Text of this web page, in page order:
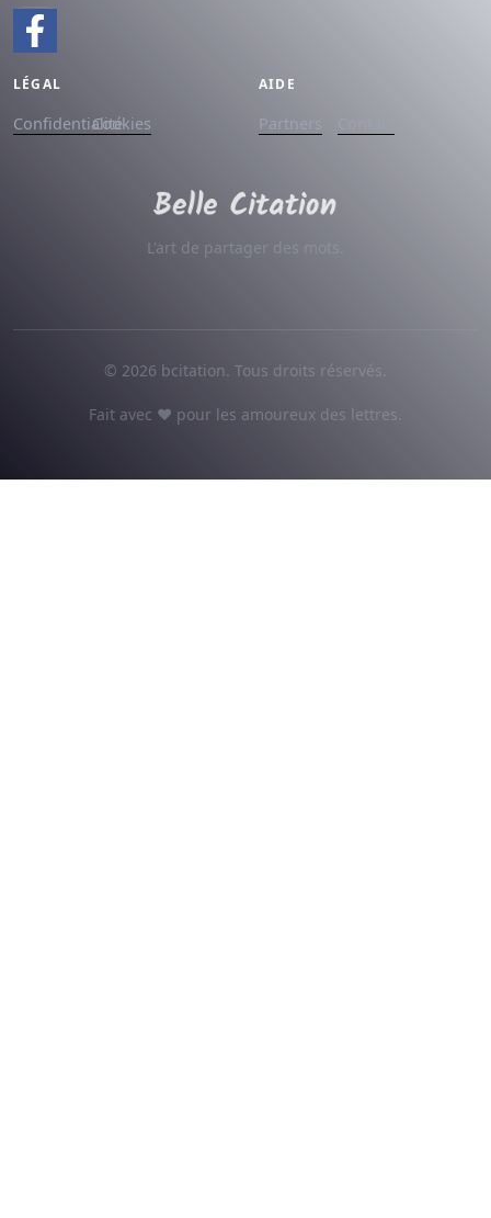
LÉGAL
ConfidentialitéCookies
AIDE
Partners
L'art de partager des mots.
© 2026 bcitation. Tous droits réservés.
Fait avec ♥ pour les amoureux des lettres.